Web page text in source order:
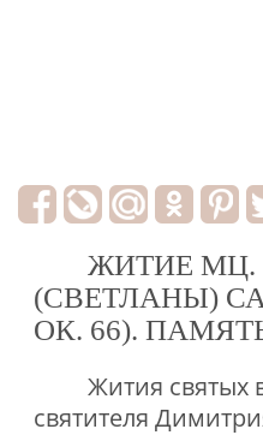
ЖИТИЕ
(СВЕТЛАНЫ)
ОК. 66).
Жития святых
святителя